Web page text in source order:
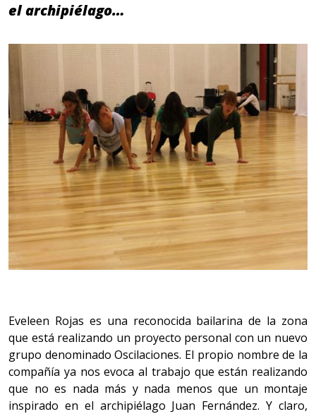
el archipiélago…
Eveleen Rojas es una reconocida bailarina de la zona
que está realizando un proyecto personal con un nuevo
grupo denominado Oscilaciones. El propio nombre de la
compañía ya nos evoca al trabajo que están realizando
que no es nada más y nada menos que un montaje
inspirado en el archipiélago Juan Fernández. Y claro,